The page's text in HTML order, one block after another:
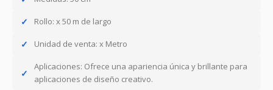
Rollo: x 50 m de largo
Unidad de venta: x Metro
Aplicaciones: Ofrece una apariencia única y brillante para
aplicaciones de diseño creativo.